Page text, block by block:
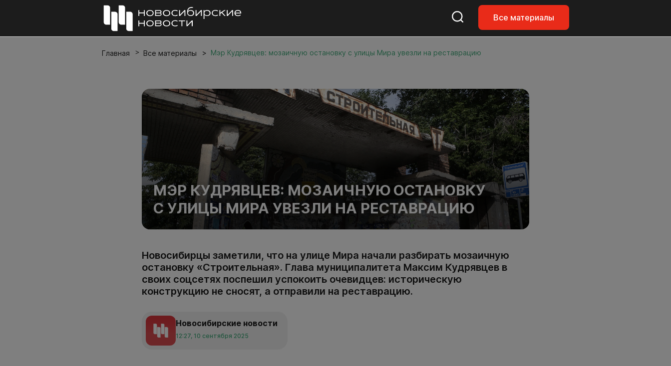
Все материалы
Главная Все материалы Мэр Кудрявцев: мозаичную остановку с улицы Мира увезли на реставрацию
МЭР КУДРЯВЦЕВ: МОЗАИЧНУЮ ОСТАНОВКУ
С УЛИЦЫ МИРА УВЕЗЛИ НА РЕСТАВРАЦИЮ
Новосибирцы заметили, что на улице Мира начали разбирать мозаичную
остановку «Строительная». Глава муниципалитета Максим Кудрявцев в
своих соцсетях поспешил успокоить очевидцев: историческую
конструкцию не сносят, а отправили на реставрацию.
Новосибирские новости
12:27, 10 сентября 2025